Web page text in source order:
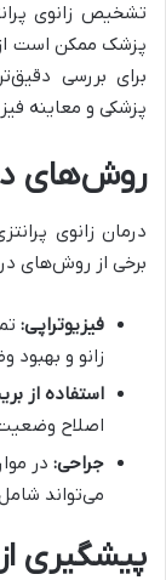
تشخیص زانوی
برای بررسی
پزشکی و معاینه
روش‌های
درمان زانوی
برخی از روش‌های
فیزیوتراپی:
زانو و
استفاده از
اصلاح
جراحی: در
می‌تواند
پیشگیری